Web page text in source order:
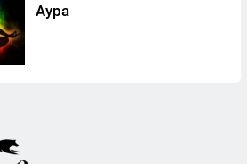
Аура